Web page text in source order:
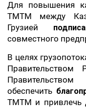
Для повышения
ТМТМ между
Грузией
совместного
В целях
Правительством
обеспечить
ТМТМ и привлечь